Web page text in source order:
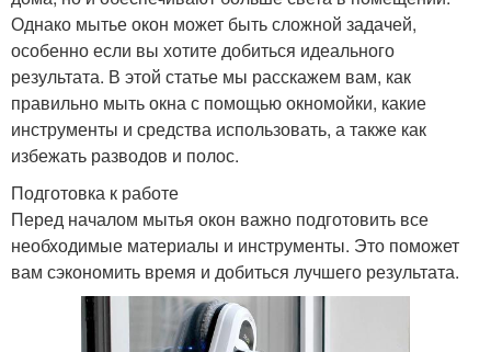
Однако мытье окон может быть сложной задачей,
особенно если вы хотите добиться идеального
результата. В этой статье мы расскажем вам, как
правильно мыть окна с помощью окномойки, какие
инструменты и средства использовать, а также как
избежать разводов и полос.
Подготовка к работе
Перед началом мытья окон важно подготовить все
необходимые материалы и инструменты. Это поможет
вам сэкономить время и добиться лучшего результата.